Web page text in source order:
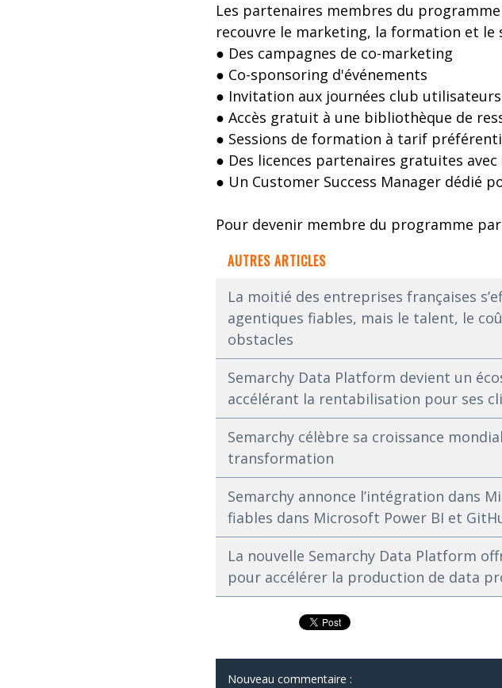
Les partenaires membres du
recouvre le marketing, la formation et le
● Des campagnes de co-marketing
● Co-sponsoring d'événements
● Invitation aux journées club
● Accès gratuit à une bibliothèque de
● Sessions de formation à tarif
● Des licences partenaires gratuites
● Un Customer Success Manager dédié
Pour devenir membre du programme
AUTRES ARTICLES
La moitié des entreprises françaises
agentiques fiables, mais le talent, le
obstacles
Semarchy Data Platform devient un
accélérant la rentabilisation pour ses
Semarchy célèbre sa croissance
transformation
Semarchy annonce l’intégration dans
fiables dans Microsoft Power BI et
La nouvelle Semarchy Data Platform
pour accélérer la production de data
Nouveau commentaire :